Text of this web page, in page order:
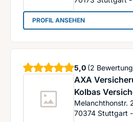
PROFIL ANSEHEN: JH Financial
AXA
Kolbas
Melanchthonstr.
70374 Stuttgart
5,0 Sterne
(2